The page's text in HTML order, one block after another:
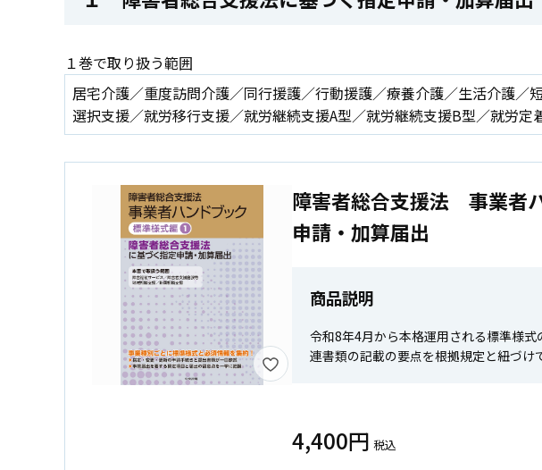
１巻で取り扱う範囲
居宅介護／重度訪問介護／同行援護／行動援護／療養介護／生活介護
選択支援／就労移行支援／就労継続支援A型／就労継続支援B型／就労
障害者総合支援法 事業者
申請・加算届出
商品説明
令和8年4月から本格運用される標準様
連書類の記載の要点を根拠規定と紐づけ
4,400円 税込